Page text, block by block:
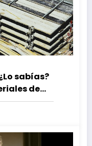
sabías?
de